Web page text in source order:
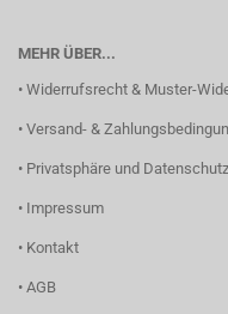
MEHR ÜBER...
• Widerrufsrecht & Muster-
• Versand- &
• Privatsphäre und Datenschutz
• Impressum
• Kontakt
• AGB